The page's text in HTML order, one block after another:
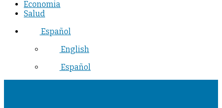
Economia
Salud
Español
English
Español